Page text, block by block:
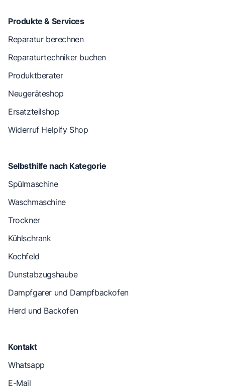
Produkte & Services
Reparatur berechnen
Reparaturtechniker buchen
Produktberater
Neugeräteshop
Ersatzteilshop
Widerruf Helpify Shop
Selbsthilfe nach Kategorie
Spülmaschine
Waschmaschine
Trockner
Kühlschrank
Kochfeld
Dunstabzugshaube
Dampfgarer und Dampfbackofen
Herd und Backofen
Kontakt
Whatsapp
E-Mail